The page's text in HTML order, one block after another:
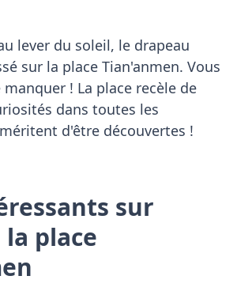
lever du soleil, le drapeau
sur la place Tian'anmen. Vous
manquer ! La place recèle de
dans toutes les
d'être découvertes !
sur
place